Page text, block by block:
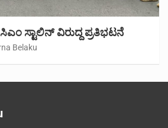
ಸ್ಟಾಲಿನ್ ವಿರುದ್ದ ಪ್ರತಿಭಟನೆ
Belaku